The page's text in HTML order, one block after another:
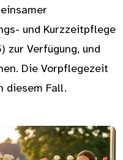
und Kurzzeitpflege
zur Verfügung, und
Die Vorpflegezeit
diesem Fall.